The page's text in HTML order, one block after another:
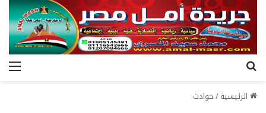
الرئيسية/حوادث